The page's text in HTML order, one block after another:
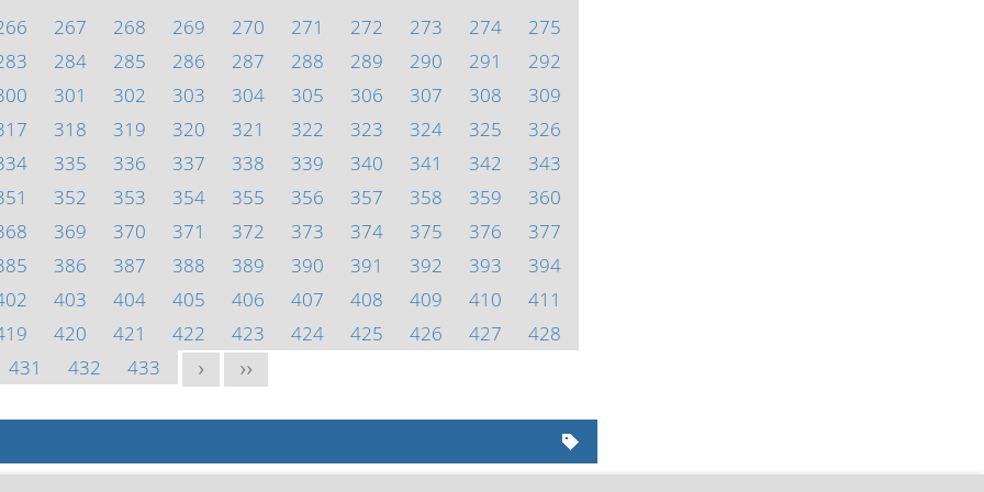
267 268 269 270 271 272 273 274
275
284 285 286 287 288 289 290 291
292
301 302 303 304 305 306 307 308
309
318 319 320 321 322 323 324 325
326
335 336 337 338 339 340 341 342
343
352 353 354 355 356 357 358 359
360
369 370 371 372 373 374 375 376
377
386 387 388 389 390 391 392 393
394
403 404 405 406 407 408 409 410
411
420 421 422 423 424 425 426 427
428
431
432 433 > >>